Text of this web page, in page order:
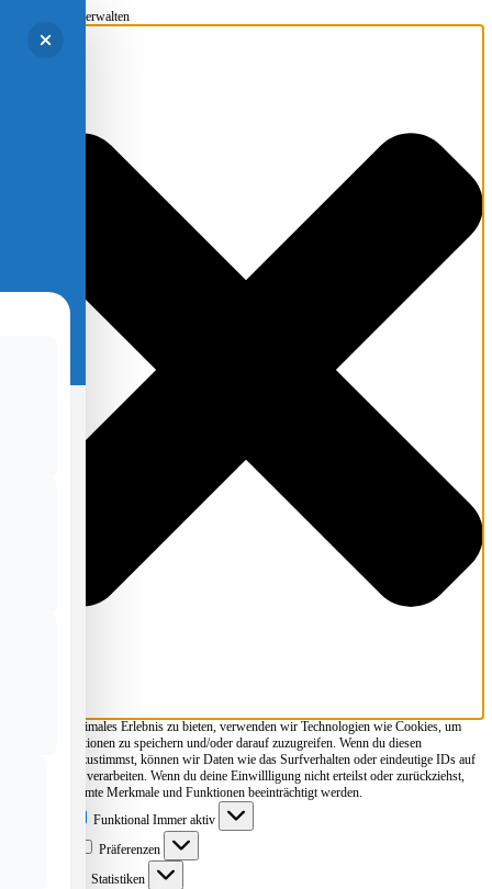
Einwilligung verwalten
Um dir ein optimales Erlebnis zu bieten, verwenden wir Technologien wie Cookies, um
Geräteinformationen zu speichern und/oder darauf zuzugreifen. Wenn du diesen
Technologien zustimmst, können wir Daten wie das Surfverhalten oder eindeutige IDs auf
dieser Website verarbeiten. Wenn du deine Einwillligung nicht erteilst oder zurückziehst,
können bestimmte Merkmale und Funktionen beeinträchtigt werden.
Funktional Immer aktiv
Präferenzen
Statistiken